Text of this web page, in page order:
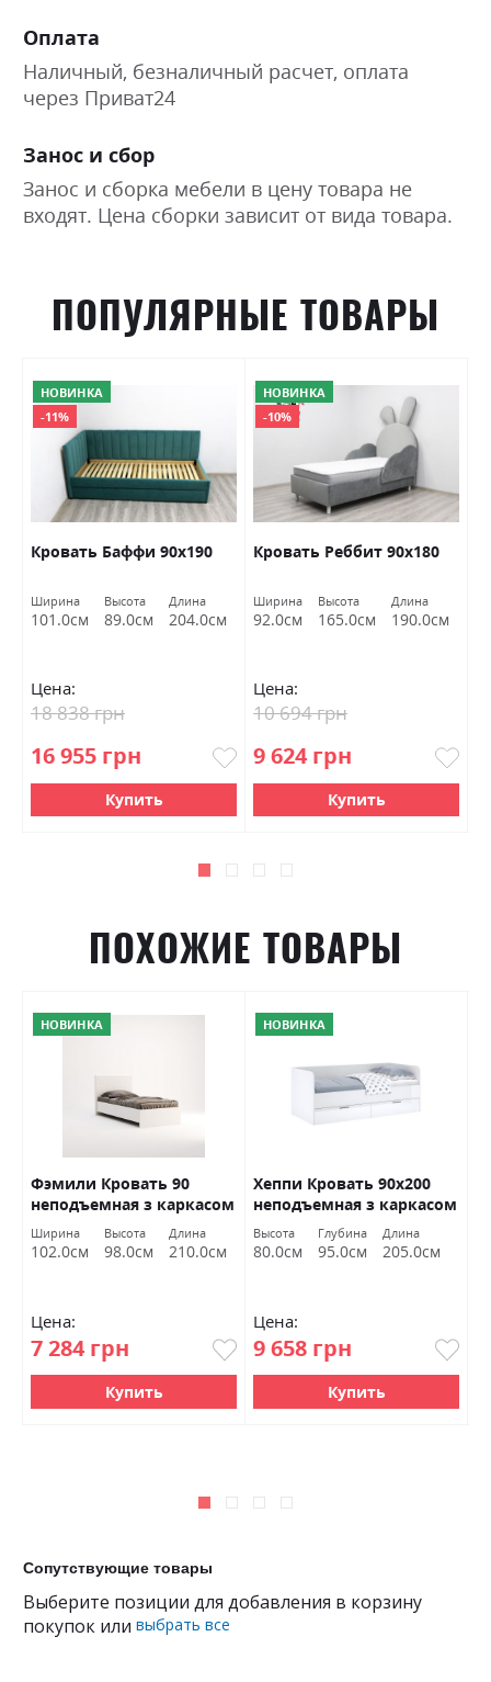
Оплата
Наличный, безналичный расчет, оплата
через Приват24
Занос и сбор
Занос и сборка мебели в цену товара не
входят. Цена сборки зависит от вида товара.
ПОПУЛЯРНЫЕ ТОВАРЫ
НОВИНКА
-11%
Кровать Баффи 90х190
Ширина
101.0см
Высота
89.0см
Длина
204.0см
Цена:
16 955 грн
18 838 грн
Купить
НОВИНКА
-10%
Кровать Реббит 90х180
Ширина
92.0см
Высота
165.0см
Длина
190.0см
Цена:
9 624 грн
10 694 грн
Купить
ПОХОЖИЕ ТОВАРЫ
НОВИНКА
Фэмили Кровать 90
неподъемная з каркасом
белый глянец Миромарк
Ширина
102.0см
Высота
98.0см
Длина
210.0см
Цена:
7 284 грн
Купить
НОВИНКА
Хеппи Кровать 90х200
неподъемная з каркасом
белый глянец Миромарк
Высота
80.0см
Глубина
95.0см
Длина
205.0см
Цена:
9 658 грн
Купить
Сопутствующие товары
Выберите позиции для добавления в корзину
покупок или выбрать все